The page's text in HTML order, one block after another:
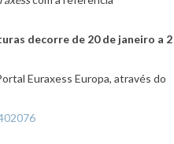
decorre de 20 de janeiro a 2
Euraxess Europa, através do